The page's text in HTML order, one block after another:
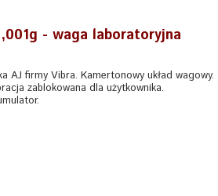
- waga laboratoryjna
AJ firmy Vibra. Kamertonowy układ wagowy.
zablokowana dla użytkownika.